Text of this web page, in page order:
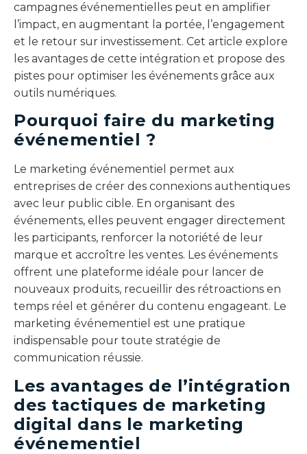
campagnes événementielles peut en amplifier
l’impact, en augmentant la portée, l’engagement
et le retour sur investissement. Cet article explore
les avantages de cette intégration et propose des
pistes pour optimiser les événements grâce aux
outils numériques.
Pourquoi faire du marketing
événementiel ?
Le marketing événementiel permet aux
entreprises de créer des connexions authentiques
avec leur public cible. En organisant des
événements, elles peuvent engager directement
les participants, renforcer la notoriété de leur
marque et accroître les ventes. Les événements
offrent une plateforme idéale pour lancer de
nouveaux produits, recueillir des rétroactions en
temps réel et générer du contenu engageant. Le
marketing événementiel est une pratique
indispensable pour toute stratégie de
communication réussie.
Les avantages de l’intégration
des tactiques de marketing
digital dans le marketing
événementiel